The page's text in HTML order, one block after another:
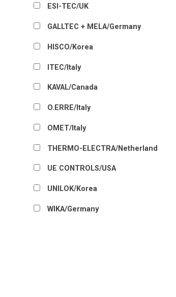
ESI-TEC/UK
GALLTEC + MELA/Germany
HISCO/Korea
ITEC/Italy
KAVAL/Canada
O.ERRE/Italy
OMET/Italy
THERMO-ELECTRA/Netherland
UE CONTROLS/USA
UNILOK/Korea
WIKA/Germany